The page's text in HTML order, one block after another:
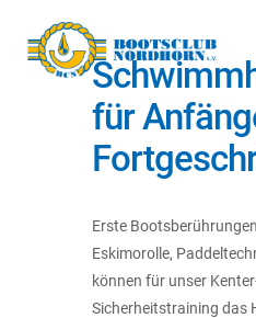
für
Erste
Eskimorolle,
können für unser
Sicherheitstraining das